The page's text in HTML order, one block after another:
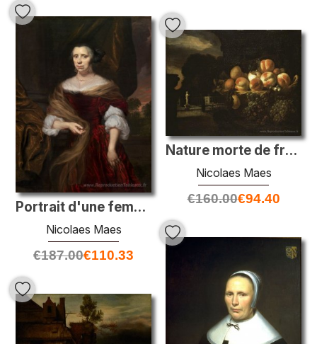
Portrait d'une femme
Nicolaes Maes
€187.00€110.33
Nature morte de fruits dans un jardin formel
Nicolaes Maes
€160.00€94.40